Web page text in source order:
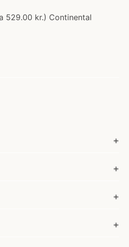
529.00 kr.) Continental